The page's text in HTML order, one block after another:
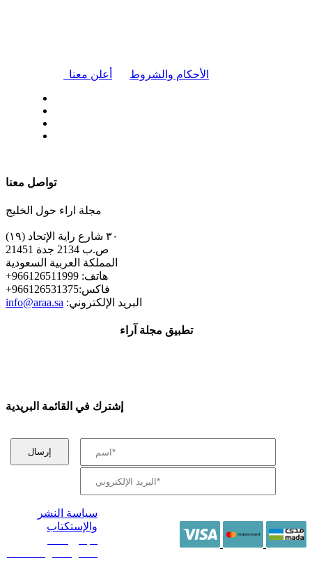
أعلن معنا الأحكام والشروط
تواصل معنا
مجلة اراء حول الخليج
٣٠ شارع راية الإتحاد (١٩)
ص.ب 2134 جدة 21451
المملكة العربية السعودية
+هاتف: 966126511999
+فاكس:966126531375
info@araa.sa :البريد الإلكتروني
تطبيق مجلة آراء
إشترك في القائمة البريدية
سياسة النشر
والإستكتاب